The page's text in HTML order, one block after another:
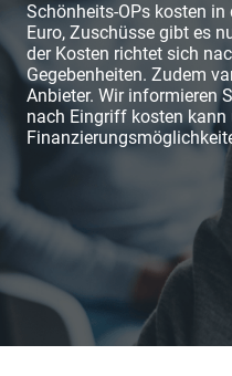
Schönheits-OPs kosten in
Euro, Zuschüsse gibt es
der Kosten richtet sich
Gegebenheiten. Zudem
Anbieter. Wir informieren
nach Eingriff kosten kann